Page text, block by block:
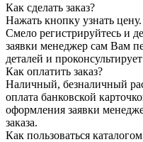
Как сделать заказ?
Нажать кнопку узнать цену.
Смело регистрируйтесь и
заявки менеджер сам Вам
деталей и
Как оплатить заказ?
Наличный, безналичный
оплата банковской
оформления заявки
заказа.
Как пользоваться каталогом